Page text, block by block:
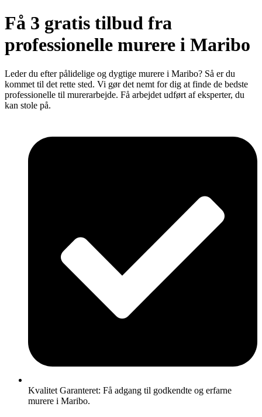
Få 3 gratis tilbud fra
professionelle murere i Maribo
Leder du efter pålidelige og dygtige murere i Maribo? Så er du
kommet til det rette sted. Vi gør det nemt for dig at finde de bedste
professionelle til murerarbejde. Få arbejdet udført af eksperter, du
kan stole på.
Kvalitet Garanteret: Få adgang til godkendte og erfarne
murere i Maribo.